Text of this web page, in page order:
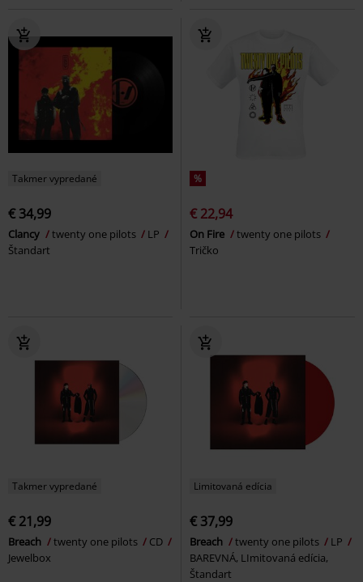
Takmer vypredané
€ 34,99
Clancy twenty one pilots
LP
Štandart
%
€ 22,94
On Fire
twenty one pilots
Tričko
Takmer vypredané
€ 21,99
Breach twenty one pilots
CD
Jewelbox
Limitovaná edícia
€ 37,99
Breach twenty one pilots
LP
BAREVNÁ, LImitovaná edícia,
Štandart